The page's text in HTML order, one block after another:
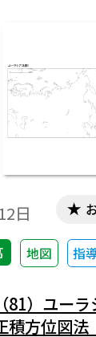
日
地図 指
81）ユー
積方位図